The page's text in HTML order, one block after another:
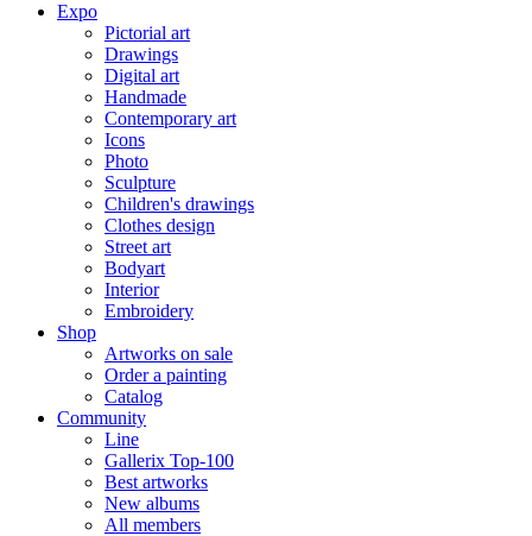
Expo
Pictorial art
Drawings
Digital art
Handmade
Contemporary art
Icons
Photo
Sculpture
Children's drawings
Clothes design
Street art
Bodyart
Interior
Embroidery
Shop
Artworks on sale
Order a painting
Catalog
Community
Line
Gallerix Top-100
Best artworks
New albums
All members